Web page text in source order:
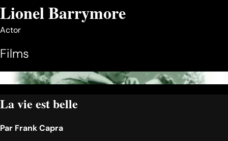
Lionel Barrymore
Actor
Films
La vie est belle
Par Frank Capra